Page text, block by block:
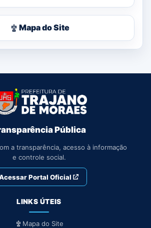
Mapa do Site
Pública
a transparência, acesso à informação
e controle social.
Portal Oficial
LINKS ÚTEIS
Mapa do Site